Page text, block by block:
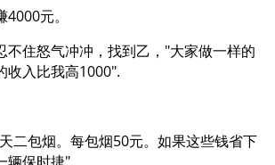
元。
不住怒气冲冲，找到乙，"大家做一样的
收入比我高1000".
二包烟。每包烟50元。如果这些钱省下